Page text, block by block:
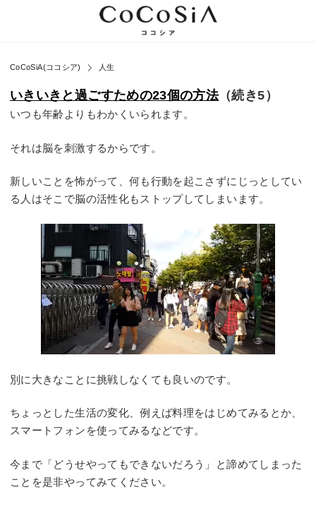
CoCoSiA(ココシア) 人生
いきいきと過ごすための23個の方法（続き5）
いつも年齢よりもわかくいられます。
それは脳を刺激するからです。
新しいことを怖がって、何も行動を起こさずにじっとしてい
る人はそこで脳の活性化もストップしてしまいます。
別に大きなことに挑戦しなくても良いのです。
ちょっとした生活の変化、例えば料理をはじめてみるとか、
スマートフォンを使ってみるなどです。
今まで「どうせやってもできないだろう」と諦めてしまった
ことを是非やってみてください。